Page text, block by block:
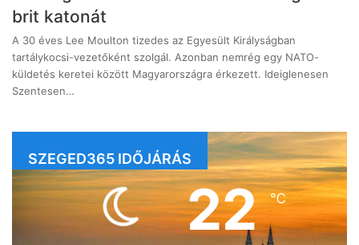
brit katonát
A 30 éves Lee Moulton tizedes az Egyesült Királyságban
tartálykocsi-vezetőként szolgál. Azonban nemrég egy NATO-
küldetés keretei között Magyarországra érkezett. Ideiglenesen
Szentesen…
SZEGED365 IDŐJÁRÁS
22℃